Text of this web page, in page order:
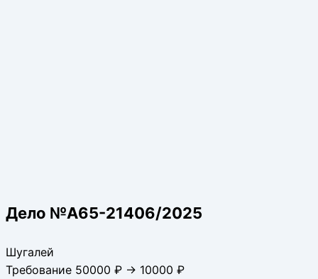
Дело №А65-21406/2025
Шугалей
Требование 50000 ₽ → 10000 ₽